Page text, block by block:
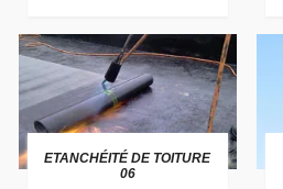
ETANCHÉITÉ DE TOITURE
06